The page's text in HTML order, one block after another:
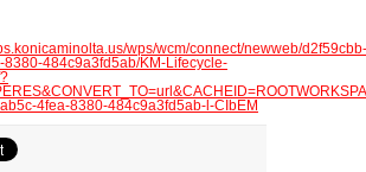
wps/wcm/connect/newweb/d2f59cbb-
8380-484c9a3fd5ab/KM-Lifecycle-
4fea-8380-484c9a3fd5ab-l-CIbEM